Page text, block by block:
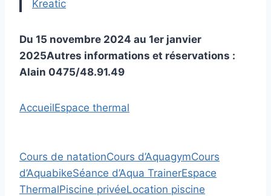
Kreatic
Du 15 novembre 2024 au 1er janvier
2025Autres informations et réservations :
Alain 0475/48.91.49
AccueilEspace thermal
Cours de natationCours d’AquagymCours
d’AquabikeSéance d’Aqua TrainerEspace
ThermalPiscine privéeLocation piscine